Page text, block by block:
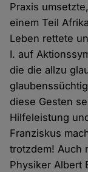
Praxis
einem Teil
Leben rettete
I. auf
die die allzu
diese Gesten
Hilfeleistung
Franziskus
trotzdem! Auch
Physiker Albert